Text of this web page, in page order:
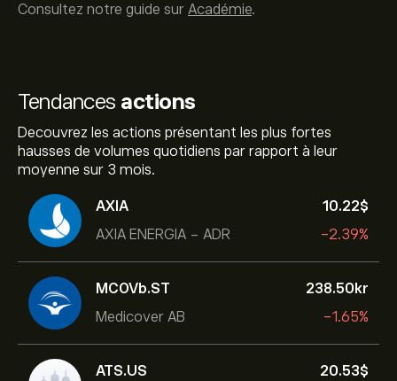
Tendances actions
Decouvrez les actions présentant les plus fortes
hausses de volumes quotidiens par rapport à leur
moyenne sur 3 mois.
AXIA
AXIA ENERGIA - ADR
10.22‎$‎
-2.39%
MCOVb.ST
Medicover AB
238.50‎kr‎
-1.65%
ATS.US
20.53‎$‎
Consultez notre guide sur Académie.